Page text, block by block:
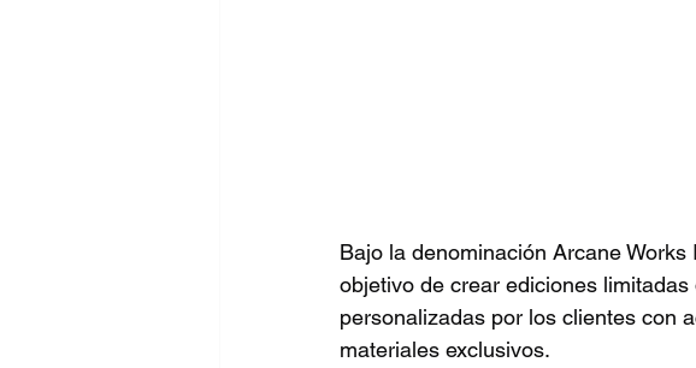
Bajo la denominación Arcane
objetivo de crear ediciones
personalizadas por los clientes con
materiales exclusivos.